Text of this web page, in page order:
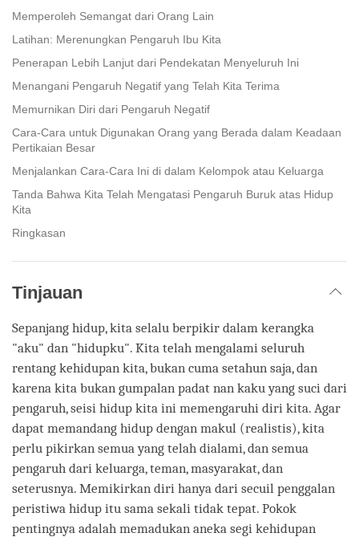
Memperoleh Semangat dari Orang Lain
Latihan: Merenungkan Pengaruh Ibu Kita
Penerapan Lebih Lanjut dari Pendekatan Menyeluruh Ini
Menangani Pengaruh Negatif yang Telah Kita Terima
Memurnikan Diri dari Pengaruh Negatif
Cara-Cara untuk Digunakan Orang yang Berada dalam Keadaan
Pertikaian Besar
Menjalankan Cara-Cara Ini di dalam Kelompok atau Keluarga
Tanda Bahwa Kita Telah Mengatasi Pengaruh Buruk atas Hidup
Kita
Ringkasan
Tinjauan
Sepanjang hidup, kita selalu berpikir dalam kerangka
"aku" dan "hidupku". Kita telah mengalami seluruh
rentang kehidupan kita, bukan cuma setahun saja, dan
karena kita bukan gumpalan padat nan kaku yang suci dari
pengaruh, seisi hidup kita ini memengaruhi diri kita. Agar
dapat memandang hidup dengan makul (realistis), kita
perlu pikirkan semua yang telah dialami, dan semua
pengaruh dari keluarga, teman, masyarakat, dan
seterusnya. Memikirkan diri hanya dari secuil penggalan
peristiwa hidup itu sama sekali tidak tepat. Pokok
pentingnya adalah memadukan aneka segi kehidupan